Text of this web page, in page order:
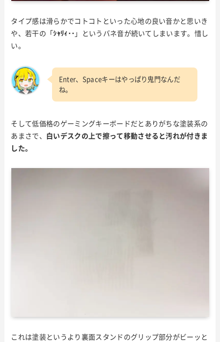
タイプ感は滑らかでコトコトといった心地の良い音かと思いき
や、若干の「ｼｬﾘｨ･･ 」というバネ音が続いてしまいます。惜し
い。
Enter、Spaceキーはやっぱり鬼門なんだ
ね。
そして低価格のゲーミングキーボードだとありがちな塗装系の
あまさで、 白いデスクの上で擦って移動させると汚れが付きま
した。
これは塗装というより裏面スタンドのグリップ部分がビーッと